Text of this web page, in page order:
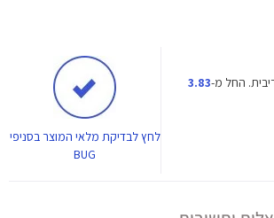
החל מ-3.83
לחץלבדיקת מלאי המוצר בסניפי
BUG